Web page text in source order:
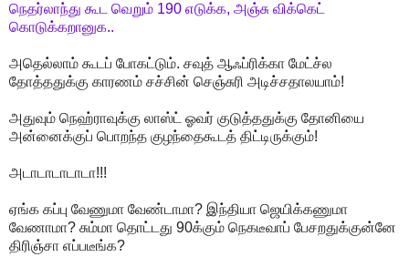
நெதர்லாந்து கூட வெறும் 190 எடுக்க, அஞ்சு விக்கெட்
கொடுக்கறானுக..
அதெல்லாம் கூடப் போகட்டும். சவுத் ஆஃப்ரிக்கா மேட்ச்ல
தோத்ததுக்கு காரணம் சச்சின் செஞ்சுரி அடிச்சதாலயாம்!
அதுவும் நெஹ்ராவுக்கு லாஸ்ட் ஓவர் குடுத்ததுக்கு தோனியை
அன்னைக்குப் பொறந்த குழந்தைகூடத் திட்டிருக்கும்!
அடாடாடாடாடா!!!
ஏங்க கப்பு வேணுமா வேண்டாமா? இந்தியா ஜெயிக்கணுமா
வேணாமா? சும்மா தொட்டது 90க்கும் நெகடீவாப் பேசறதுக்குன்னே
திரிஞ்சா எப்படீங்க?